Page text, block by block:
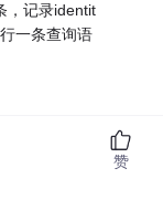
，记录identit
一条查询语
赞